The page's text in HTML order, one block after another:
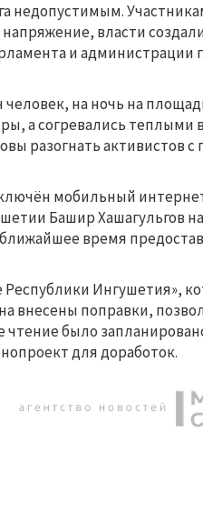
недопустимым.
власти
и администрации
на ночь на
а согревались
разогнать активистов
мобильный
Башир Хашагульгов
время
Ингушетия»,
внесены поправки,
чтение было
для доработок.